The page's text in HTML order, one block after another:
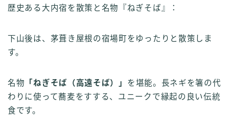
歴史ある大内宿を散策と名物『ねぎそば』：
下山後は、茅葺き屋根の宿場町をゆったりと散策しま
す。
名物 「ねぎそば（高遠そば）」 を堪能。長ネギを箸の代
わりに使って蕎麦をすする、ユニークで縁起の良い伝統
食です。